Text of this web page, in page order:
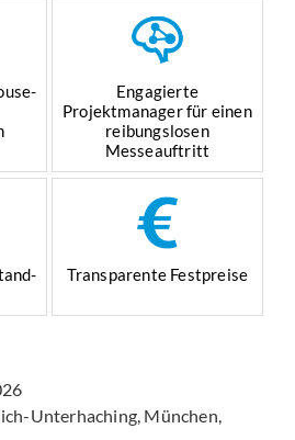
Engagierte
Projektmanager für einen
reibungslosen
Messeauftritt
Transparente Festpreise
Unterhaching, München,